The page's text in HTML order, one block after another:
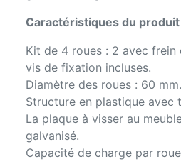
Caractéristiques du produit
Kit de 4 roues : 2 avec frein
vis de fixation incluses.
Diamètre des roues : 60 mm.
Structure en plastique avec
La plaque à visser au
galvanisé.
Capacité de charge par